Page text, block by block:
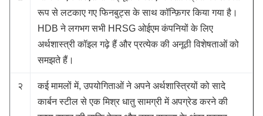
रूप से लटकाए गए फिनबुट्स के साथ कॉन्फ़िगर किया गया है।
HDB ने लगभग सभी HRSG ओईएम कंपनियों के लिए
अर्थशास्त्री कॉइल गढ़े हैं और प्रत्येक की अनूठी विशेषताओं को
समझते हैं।
२
कई मामलों में, उपयोगिताओं ने अपने अर्थशास्त्रियों को सादे
कार्बन स्टील से एक मिश्र धातु सामग्री में अपग्रेड करने की